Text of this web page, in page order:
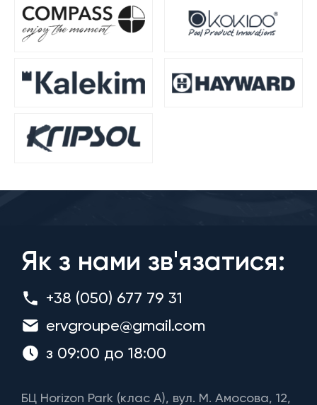
Як з нами зв'язатися:
+38 (050) 677 79 31
ervgroupe@gmail.com
з 09:00 до 18:00
БЦ Horizon Park (клас A), вул. М. Амосова, 12,